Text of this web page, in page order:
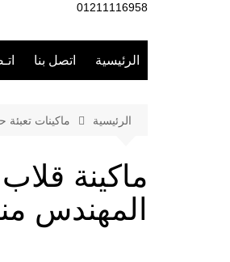
01211116958
الرئيسية اتصل بنا
الرئيسية ماكينات
المهندس